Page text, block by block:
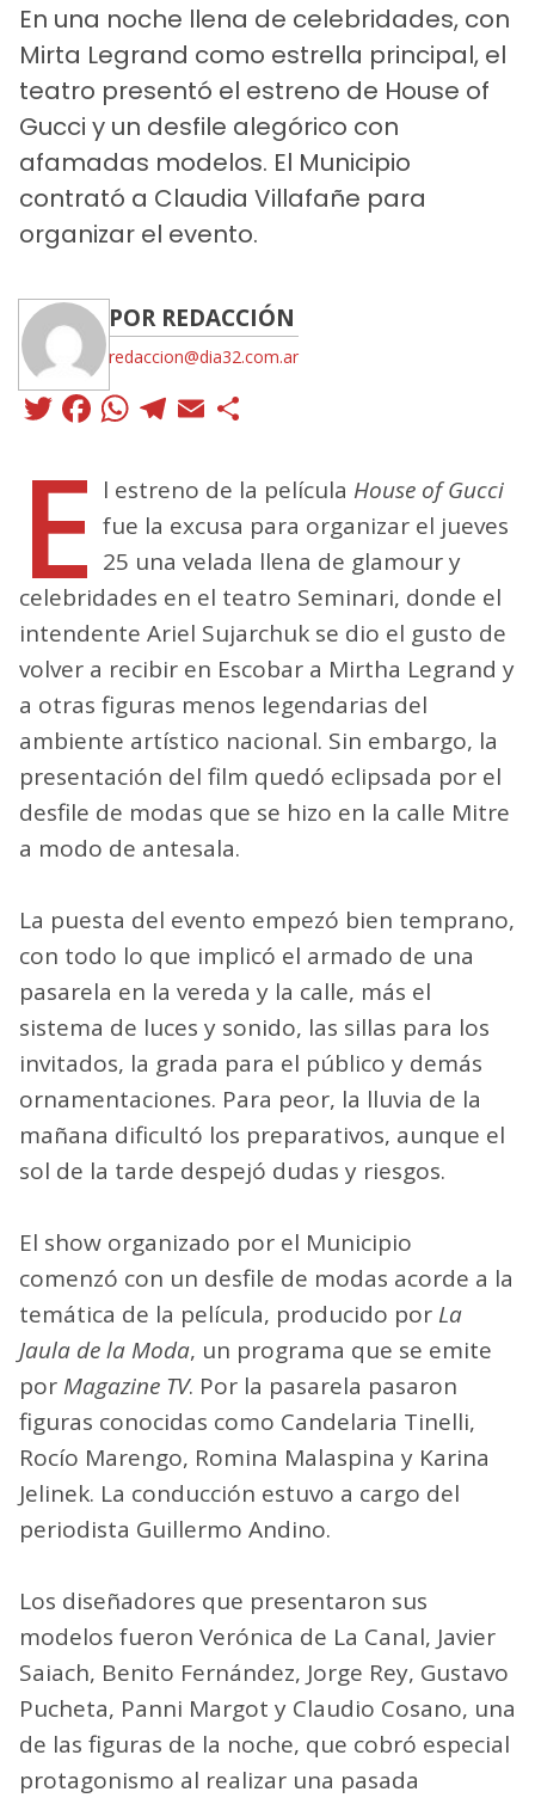
En una noche llena de celebridades, con
Mirta Legrand como estrella principal, el
teatro presentó el estreno de House of
Gucci y un desfile alegórico con
afamadas modelos. El Municipio
contrató a Claudia Villafañe para
organizar el evento.
POR REDACCIÓN
redaccion@dia32.com.ar
Twitter
Facebook
WhatsApp
Telegram
Email
E l estreno de la película House of Gucci
fue la excusa para organizar el jueves
25 una velada llena de glamour y
celebridades en el teatro Seminari, donde el
intendente Ariel Sujarchuk se dio el gusto de
volver a recibir en Escobar a Mirtha Legrand y
a otras figuras menos legendarias del
ambiente artístico nacional. Sin embargo, la
presentación del film quedó eclipsada por el
desfile de modas que se hizo en la calle Mitre
a modo de antesala.
La puesta del evento empezó bien temprano,
con todo lo que implicó el armado de una
pasarela en la vereda y la calle, más el
sistema de luces y sonido, las sillas para los
invitados, la grada para el público y demás
ornamentaciones. Para peor, la lluvia de la
mañana dificultó los preparativos, aunque el
sol de la tarde despejó dudas y riesgos.
El show organizado por el Municipio
comenzó con un desfile de modas acorde a la
temática de la película, producido por La
Jaula de la Moda, un programa que se emite
por Magazine TV. Por la pasarela pasaron
figuras conocidas como Candelaria Tinelli,
Rocío Marengo, Romina Malaspina y Karina
Jelinek. La conducción estuvo a cargo del
periodista Guillermo Andino.
Los diseñadores que presentaron sus
modelos fueron Verónica de La Canal, Javier
Saiach, Benito Fernández, Jorge Rey, Gustavo
Pucheta, Panni Margot y Claudio Cosano, una
de las figuras de la noche, que cobró especial
protagonismo al realizar una pasada